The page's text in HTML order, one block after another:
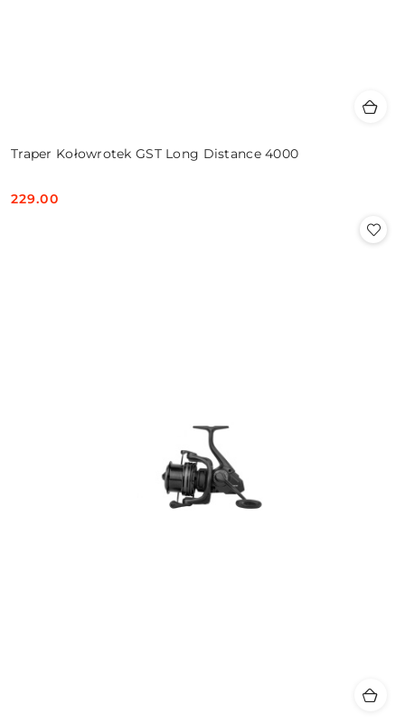
Traper Kołowrotek GST Long Distance 4000
Cena:
229.00